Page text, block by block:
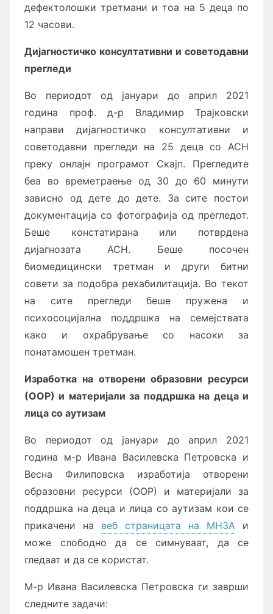
дефектолошки третмани и тоа на 5 деца по
12 часови.
Дијагностичко консултативни и советодавни
прегледи
Во периодот од јануари до април 2021
година проф. д-р Владимир Трајковски
направи дијагностичко консултативни и
советодавни прегледи на 25 деца со АСН
преку онлајн програмот Скајп. Прегледите
беа во времетраење од 30 до 60 минути
зависно од дете до дете. За сите постои
документација со фотографија од прегледот.
Беше констатирана или потврдена
дијагнозата АСН. Беше посочен
биомедицински третман и други битни
совети за подобра рехабилитација. Во текот
на сите прегледи беше пружена и
психосоцијална поддршка на семејствата
како и охрабрување со насоки за
понатамошен третман.
Изработка на отворени образовни ресурси
(ООР) и материјали за поддршка на деца и
лица со аутизам
Во периодот од јануари до април 2021
година м-р Ивана Василевска Петровска и
Весна Филиповска изработија отворени
образовни ресурси (ООР) и материјали за
поддршка на деца и лица со аутизам кои се
прикачени на веб страницата на МНЗА и
може слободно да се симнуваат, да се
гледаат и да се користат.
М-р Ивана Василевска Петровска ги заврши
следните задачи: